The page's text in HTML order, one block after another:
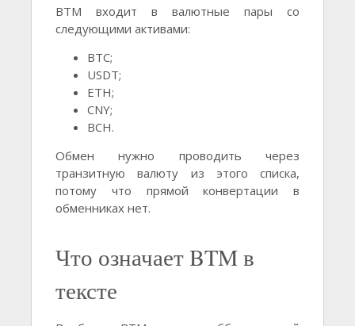
BTM входит в валютные пары со
следующими активами:
BTC;
USDT;
ETH;
CNY;
BCH.
Обмен нужно проводить через
транзитную валюту из этого списка,
потому что прямой конвертации в
обменниках нет.
Что означает BTM в
тексте